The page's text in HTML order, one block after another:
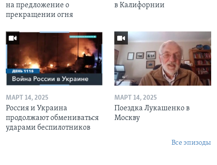
на предложение о
прекращении огня
в Калифорнии
МАРТ 14, 2025
Россия и Украина
продолжают обмениваться
ударами беспилотников
МАРТ 14, 2025
Поездка Лукашенко в
Москву
Все эпизоды